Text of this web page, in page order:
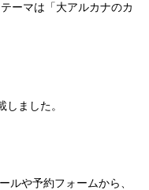
ーマは「大アルカナのカ
ました。
ルや予約フォームから、